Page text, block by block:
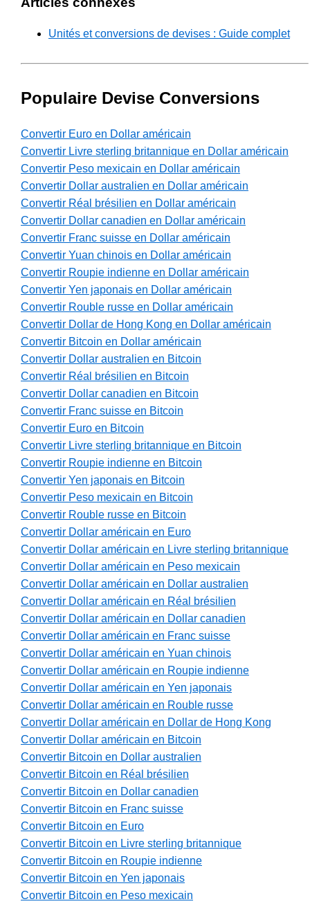
Unités et conversions de devises : Guide complet
Populaire Devise Conversions
Convertir Euro en Dollar américain
Convertir Livre sterling britannique en Dollar américain
Convertir Peso mexicain en Dollar américain
Convertir Dollar australien en Dollar américain
Convertir Réal brésilien en Dollar américain
Convertir Dollar canadien en Dollar américain
Convertir Franc suisse en Dollar américain
Convertir Yuan chinois en Dollar américain
Convertir Roupie indienne en Dollar américain
Convertir Yen japonais en Dollar américain
Convertir Rouble russe en Dollar américain
Convertir Dollar de Hong Kong en Dollar américain
Convertir Bitcoin en Dollar américain
Convertir Dollar australien en Bitcoin
Convertir Réal brésilien en Bitcoin
Convertir Dollar canadien en Bitcoin
Convertir Franc suisse en Bitcoin
Convertir Euro en Bitcoin
Convertir Livre sterling britannique en Bitcoin
Convertir Roupie indienne en Bitcoin
Convertir Yen japonais en Bitcoin
Convertir Peso mexicain en Bitcoin
Convertir Rouble russe en Bitcoin
Convertir Dollar américain en Euro
Convertir Dollar américain en Livre sterling britannique
Convertir Dollar américain en Peso mexicain
Convertir Dollar américain en Dollar australien
Convertir Dollar américain en Réal brésilien
Convertir Dollar américain en Dollar canadien
Convertir Dollar américain en Franc suisse
Convertir Dollar américain en Yuan chinois
Convertir Dollar américain en Roupie indienne
Convertir Dollar américain en Yen japonais
Convertir Dollar américain en Rouble russe
Convertir Dollar américain en Dollar de Hong Kong
Convertir Dollar américain en Bitcoin
Convertir Bitcoin en Dollar australien
Convertir Bitcoin en Réal brésilien
Convertir Bitcoin en Dollar canadien
Convertir Bitcoin en Franc suisse
Convertir Bitcoin en Euro
Convertir Bitcoin en Livre sterling britannique
Convertir Bitcoin en Roupie indienne
Convertir Bitcoin en Yen japonais
Convertir Bitcoin en Peso mexicain